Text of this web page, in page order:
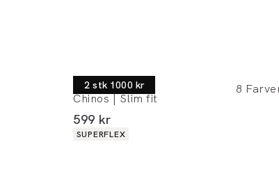
2 stk 1000 kr
Lindbergh
Chinos | Slim fit
8
I alt (inkl. rabat)
599 kr
Produkt egenskaber
SUPERFLEX